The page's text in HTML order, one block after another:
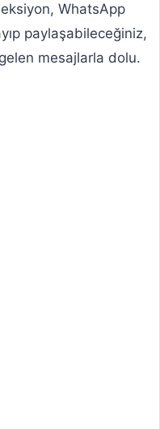
WhatsApp
paylaşabileceğiniz,
mesajlarla dolu.